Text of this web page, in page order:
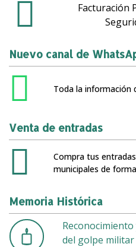
Facturación
Nuevo canal de
Toda la información
Venta de entradas
Compra tus
municipales de
Memoria Histórica
del golpe militar